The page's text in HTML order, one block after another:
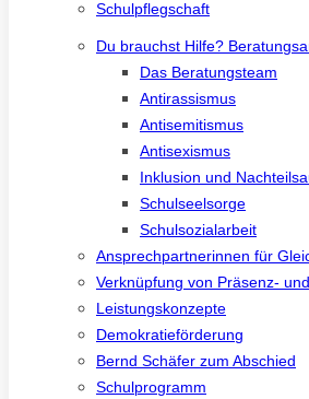
Schulpflegschaft
Du brauchst Hilfe?
Das Beratungsteam
Antirassismus
Antisemitismus
Antisexismus
Inklusion und
Schulseelsorge
Schulsozialarbeit
Ansprechpartnerinnen für
Verknüpfung von Präsenz-
Leistungskonzepte
Demokratieförderung
Bernd Schäfer zum Abschied
Schulprogramm